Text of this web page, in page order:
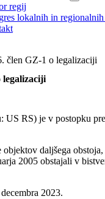
regij
lokalnih in regionalnih
člen GZ‑1 o legalizaciji
legalizaciji
RS) je v postopku
daljšega
2005 obstajali v
2023.